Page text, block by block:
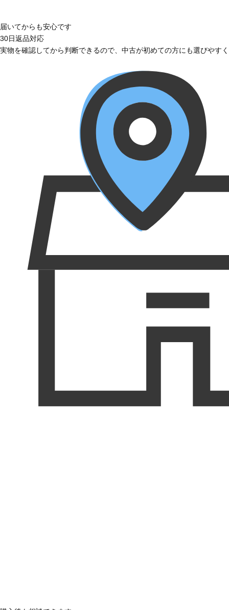
届いてからも安心です
30日返品対応
実物を確認してから判断できるので、中古が初めての方にも選びやす